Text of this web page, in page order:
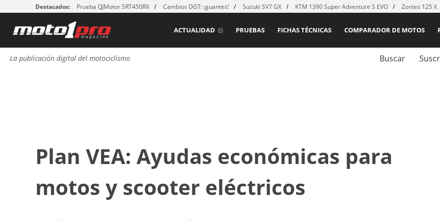
Destacados: Prueba QJMotor SRT450RX Cambios DGT: ¡guantes! Suzuki SV7 GX KTM 1390 Super Adventure S EVO Zontes 125 X
COMPARADOR DE MOTOS
FICHAS TÉCNICAS
PRUEBAS
ACTUALIDAD
La publicación digital del motociclismo Buscar
Plan VEA: Ayudas económicas para
motos y scooter eléctricos